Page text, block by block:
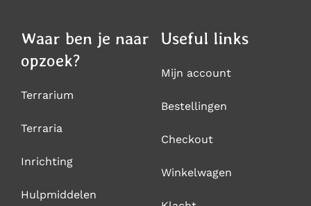
Waar ben je naar
opzoek?
Terrarium
Terraria
Inrichting
Hulpmiddelen
Useful links
Mijn account
Bestellingen
Checkout
Winkelwagen